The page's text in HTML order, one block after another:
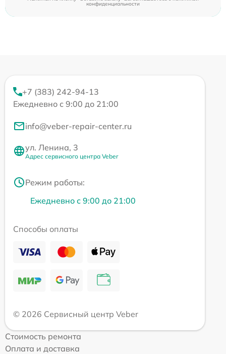
конфиденциальности
+7 (383) 242-94-13
Ежедневно с 9:00 до 21:00
info@veber-repair-center.ru
ул. Ленина, 3
Адрес сервисного центра Veber
Режим работы:
Ежедневно с 9:00 до 21:00
Способы оплаты
© 2026 Сервисный центр Veber
Стоимость ремонта
Оплата и доставка